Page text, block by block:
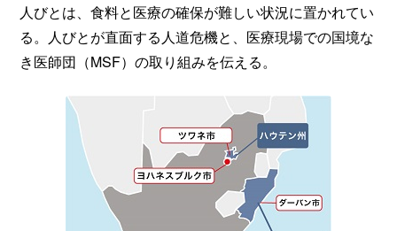
人びとは、食料と医療の確保が難しい状況に置かれてい
る。人びとが直面する人道危機と、医療現場での国境な
き医師団（MSF）の取り組みを伝える。